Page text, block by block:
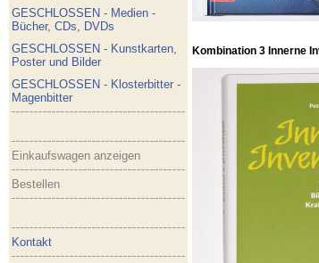
GESCHLOSSEN - Medien -
Bücher, CDs, DVDs
GESCHLOSSEN - Kunstkarten,
Poster und Bilder
GESCHLOSSEN - Klosterbitter -
Magenbitter
Einkaufswagen anzeigen
Bestellen
Kontakt
Kombination 3 Innerne